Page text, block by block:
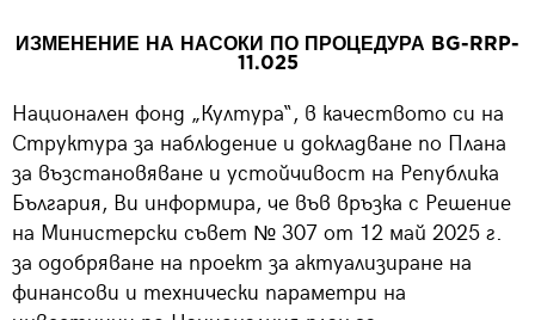
ИЗМЕНЕНИЕ НА НАСОКИ ПО ПРОЦЕДУРА BG-RRP-
11.025
Национален фонд „Култура“, в качеството си на
Структура за наблюдение и докладване по Плана
за възстановяване и устойчивост на Република
България, Ви информира, че във връзка с Решение
на Министерски съвет № 307 от 12 май 2025 г.
за одобряване на проект за актуализиране на
финансови и технически параметри на